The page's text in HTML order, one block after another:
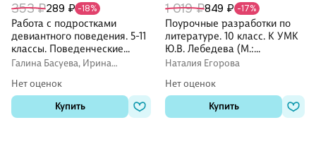
353 ₽289 ₽ -18%
Работа с подростками
девиантного поведения. 5-11
классы. Поведенческие
программы, социально-
Галина Басуева, Ирина
Нет оценок
Купить
1 019 ₽849 ₽ -17%
Поурочные разработки по
литературе. 10 класс. К УМК
Ю.В. Лебедева (М.:
Просвещение). Пособие для
Наталия Егорова
Нет оценок
Купить